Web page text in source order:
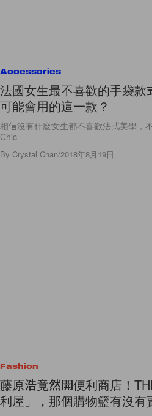
Accessories
法國女生最不喜歡的手袋
可能會用的這一款？
相信沒有什麼女生都不喜歡法式美學，
Chic
By Crystal Chan/2018年8月19日
Fashion
藤原浩竟然開便利商店！
利屋」，那個購物籃有沒有